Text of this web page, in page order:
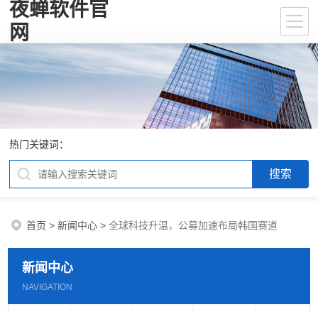
夜蝉软件官
网
热门关键词：
首页 >新闻中心 >全球科技升温，公募加速布局韩国赛道
新闻中心
NAVIGATION